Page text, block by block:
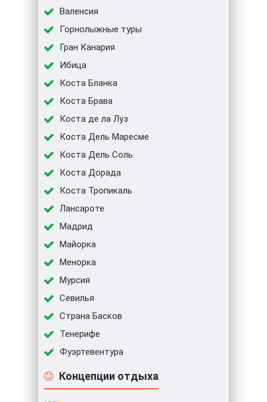
Валенсия
Горнолыжные туры
Гран Канария
Ибица
Коста Бланка
Коста Брава
Коста де ла Луз
Коста Дель Маресме
Коста Дель Соль
Коста Дорада
Коста Тропикаль
Лансароте
Мадрид
Майорка
Менорка
Мурсия
Севилья
Страна Басков
Тенерифе
Фуэртевентура
Концепции отдыха